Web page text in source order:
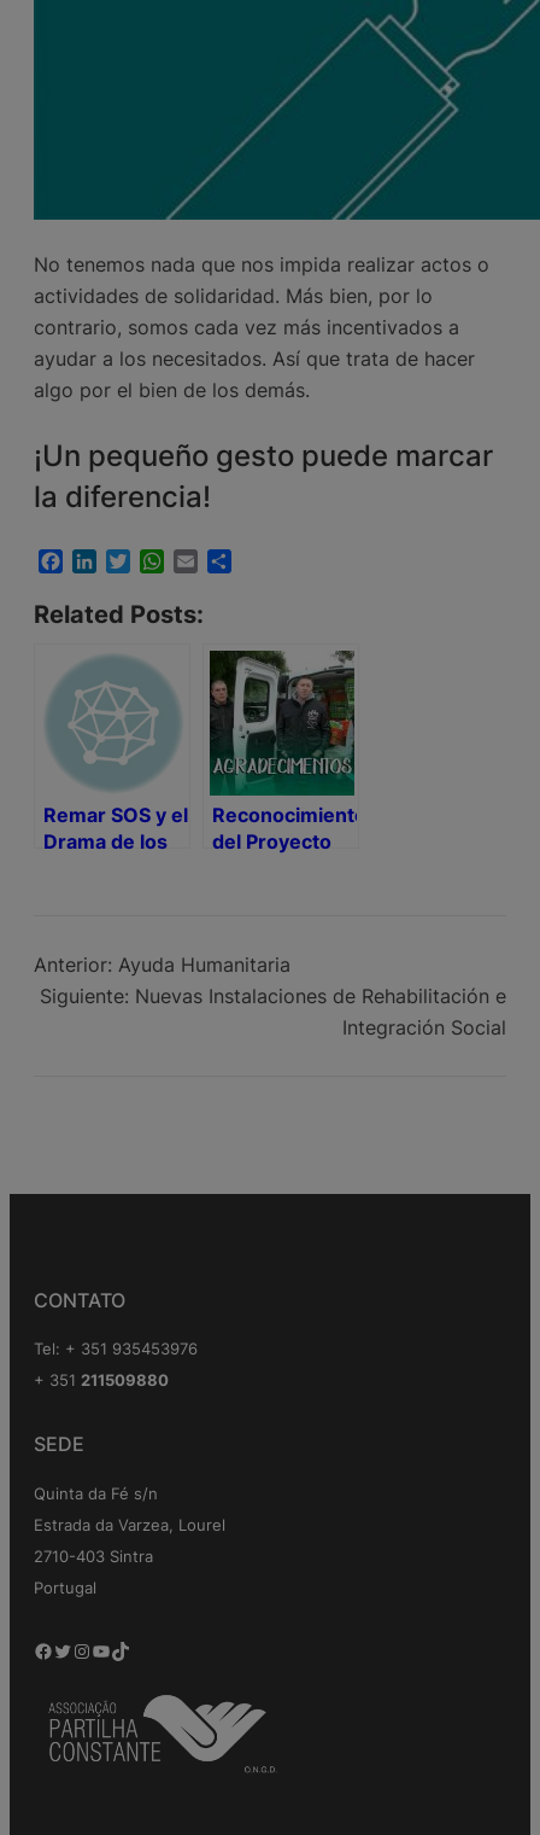
No tenemos nada que nos impida realizar actos o
actividades de solidaridad. Más bien, por lo
contrario, somos cada vez más incentivados a
ayudar a los necesitados. Así que trata de hacer
algo por el bien de los demás.
¡Un pequeño gesto puede marcar
la diferencia!
Facebook
LinkedInTwitterWhatsApp
Email
Related Posts:
Remar SOS y el
Drama de los
Reconocimiento
del Proyecto
Anterior: Ayuda Humanitaria
Siguiente: Nuevas Instalaciones de Rehabilitación e
Integración Social
CONTATO
Tel: + 351 935453976
+ 351 211509880
SEDE
Quinta da Fé s/n
Estrada da Varzea, Lourel
2710-403 Sintra
Portugal
Facebook Twitter Instagram YouTube TikTok